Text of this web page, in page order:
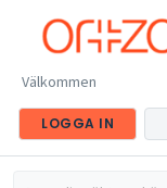
Välkommen
LOGGA IN